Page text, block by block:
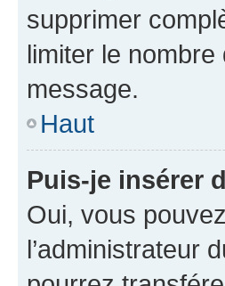
supprimer
limiter le
message.
Haut
Puis-je insérer
Oui, vous
l’administrateur